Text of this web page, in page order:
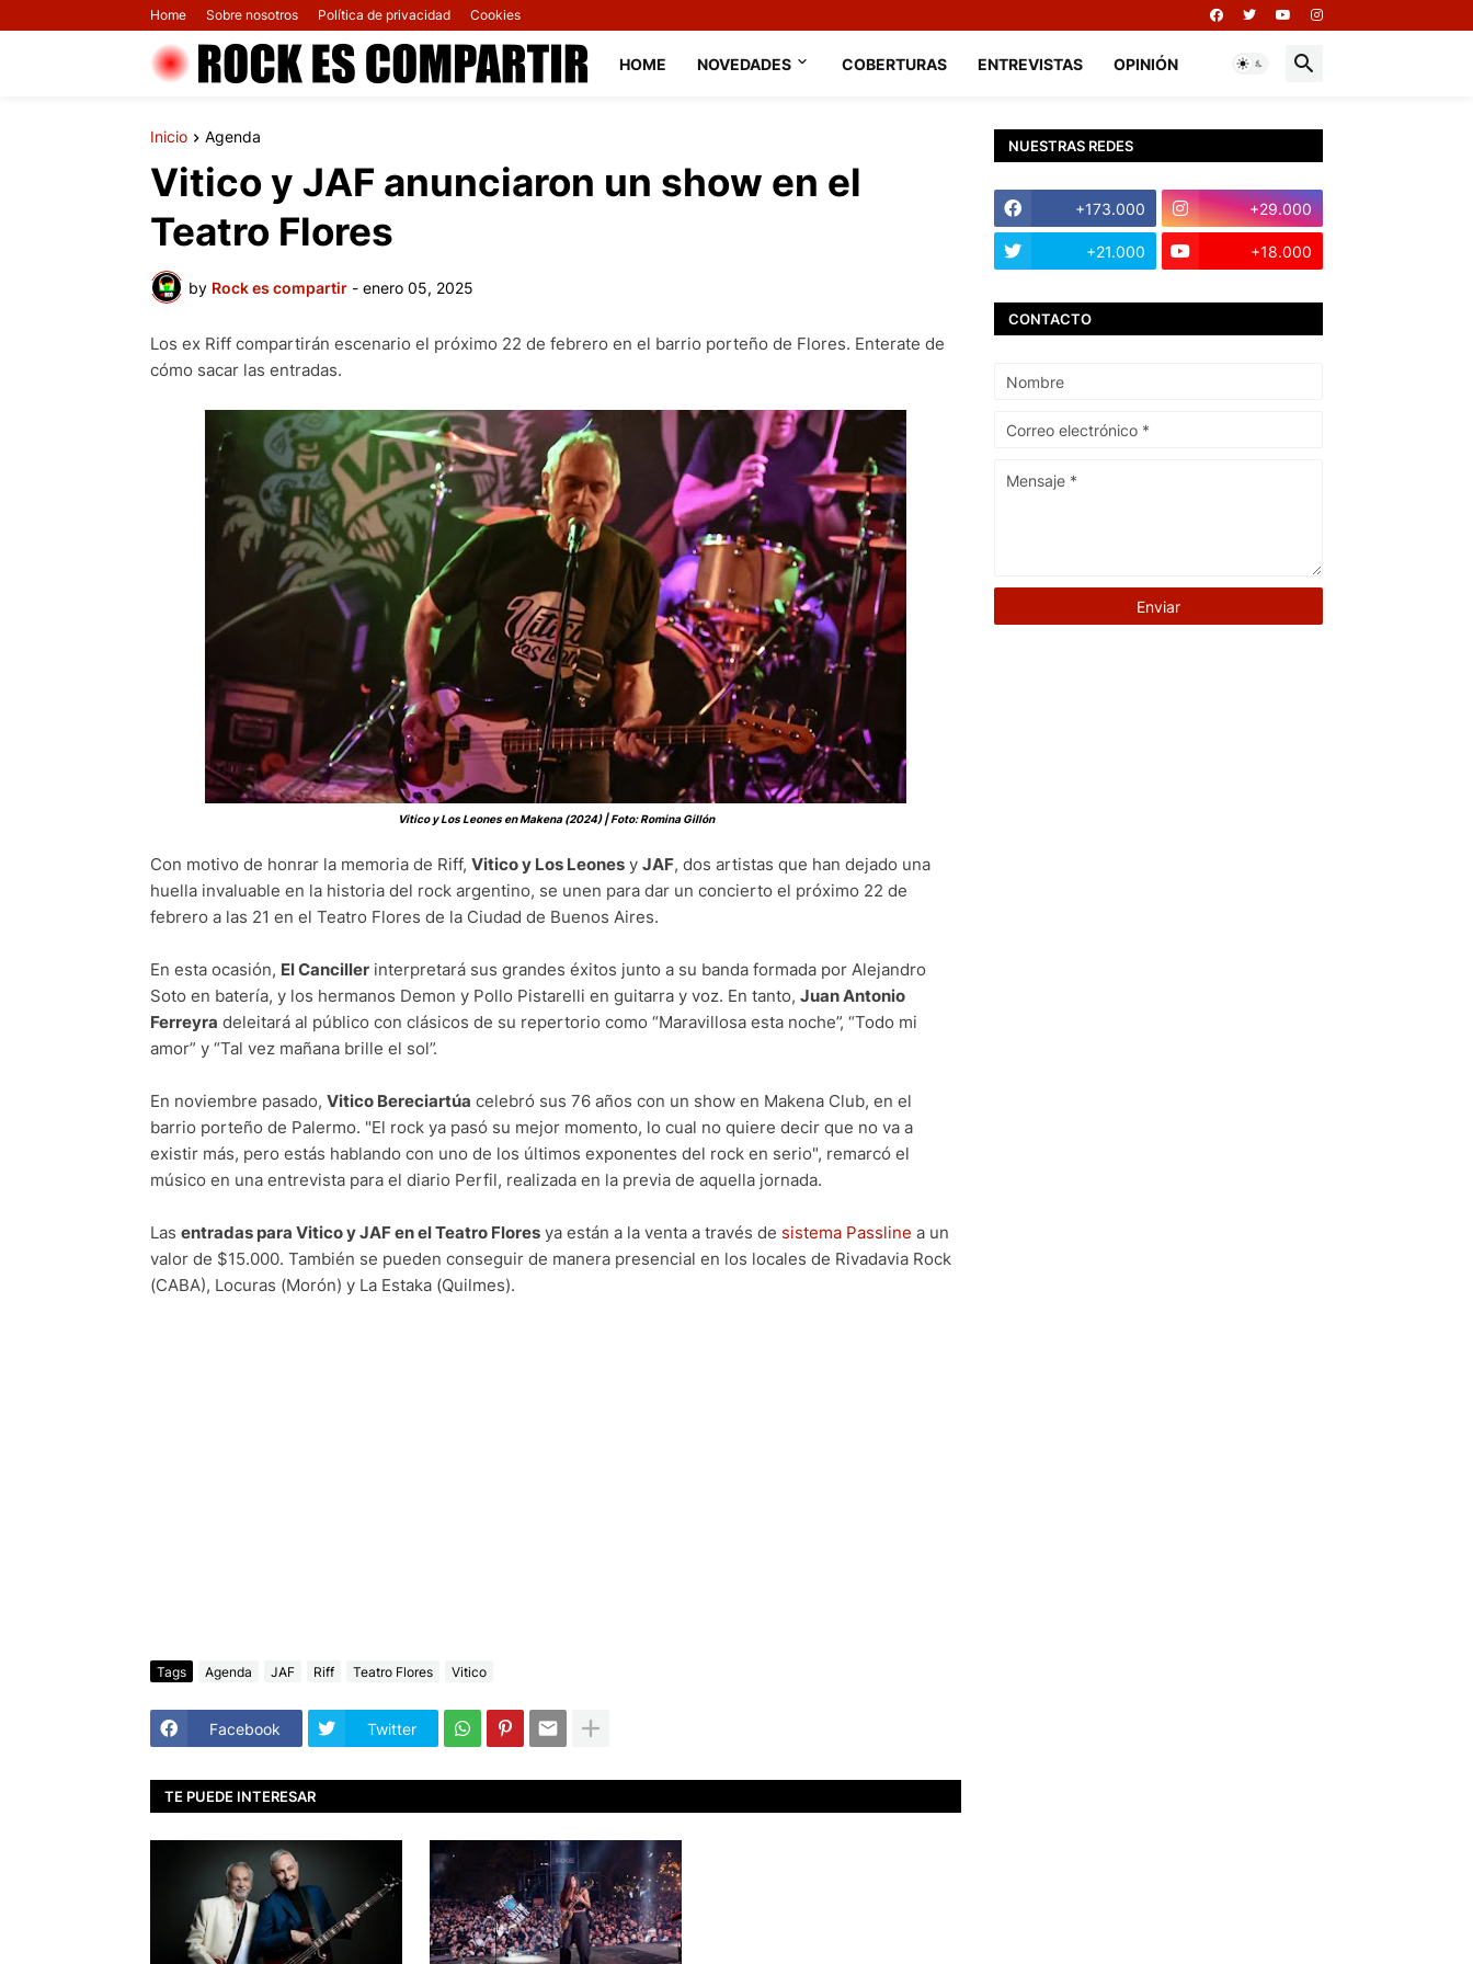
Home Sobre nosotros Política de privacidad Cookies
HOME NOVEDADES COBERTURAS ENTREVISTAS OPINIÓN
Inicio Agenda
Vitico y JAF anunciaron un show en el
Teatro Flores
by Rock es compartir - enero 05, 2025
Los ex Riff compartirán escenario el próximo 22 de febrero en el barrio porteño de Flores. Enterate de
cómo sacar las entradas.
Vitico y Los Leones en Makena (2024) | Foto: Romina Gillón
Con motivo de honrar la memoria de Riff, Vitico y Los Leones y JAF, dos artistas que han dejado una
huella invaluable en la historia del rock argentino, se unen para dar un concierto el próximo 22 de
febrero a las 21 en el Teatro Flores de la Ciudad de Buenos Aires.
En esta ocasión, El Canciller interpretará sus grandes éxitos junto a su banda formada por Alejandro
Soto en batería, y los hermanos Demon y Pollo Pistarelli en guitarra y voz. En tanto, Juan Antonio
Ferreyra deleitará al público con clásicos de su repertorio como “Maravillosa esta noche”, “Todo mi
amor” y “Tal vez mañana brille el sol”.
En noviembre pasado, Vitico Bereciartúa celebró sus 76 años con un show en Makena Club, en el
barrio porteño de Palermo. "El rock ya pasó su mejor momento, lo cual no quiere decir que no va a
existir más, pero estás hablando con uno de los últimos exponentes del rock en serio", remarcó el
músico en una entrevista para el diario Perfil, realizada en la previa de aquella jornada.
Las entradas para Vitico y JAF en el Teatro Flores ya están a la venta a través de sistema Passline a un
valor de $15.000. También se pueden conseguir de manera presencial en los locales de Rivadavia Rock
(CABA), Locuras (Morón) y La Estaka (Quilmes).
Tags Agenda JAF Riff Teatro Flores Vitico
Facebook Twitter
TE PUEDE INTERESAR
NUESTRAS REDES
+173.000 +29.000
+21.000 +18.000
CONTACTO